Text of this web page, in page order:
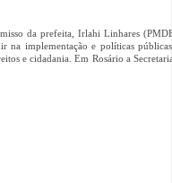
da prefeita, Irlahi Linhares
na implementação e políticas
e cidadania. Em Rosário a